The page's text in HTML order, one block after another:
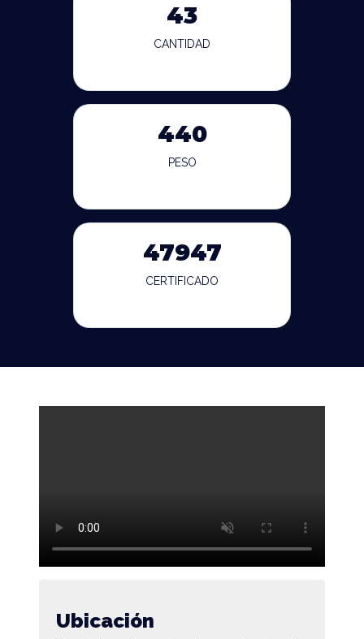
43
CANTIDAD
440
PESO
47947
CERTIFICADO
Ubicación